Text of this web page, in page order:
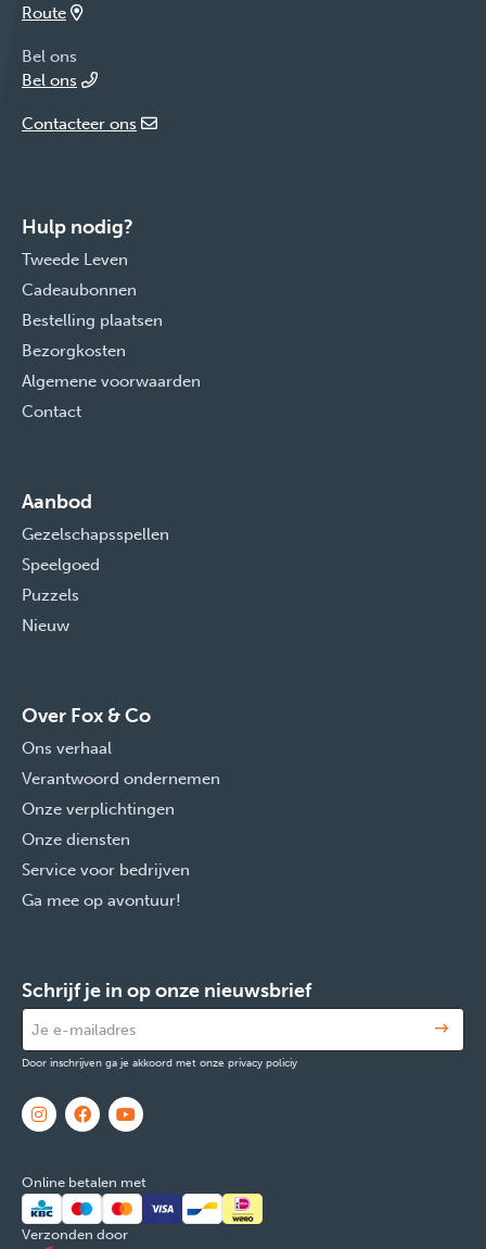
Route
Bel ons
Bel ons
Contacteer ons
Hulp nodig?
Tweede Leven
Cadeaubonnen
Bestelling plaatsen
Bezorgkosten
Algemene voorwaarden
Contact
Aanbod
Gezelschapsspellen
Speelgoed
Puzzels
Nieuw
Over Fox & Co
Ons verhaal
Verantwoord ondernemen
Onze verplichtingen
Onze diensten
Service voor bedrijven
Ga mee op avontuur!
Schrijf je in op onze nieuwsbrief
Door inschrijven ga je akkoord met onze privacy policiy
Online betalen met
Verzonden door